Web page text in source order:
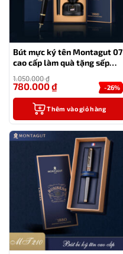
Bút mực ký tên Montagut 07
cao cấp làm quà tặng sếp
1.050.000₫
-26%
780.000₫
Thêm vào giỏ hàng